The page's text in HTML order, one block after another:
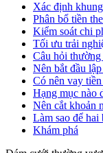
Xác định
Phân bổ tiền
Kiểm soát chi
Tối ưu trải
Câu hỏi thường
Nên bắt đầu
Có nên vay
Hạng mục nào
Nên cắt khoản
Làm sao để hai
Khám phá